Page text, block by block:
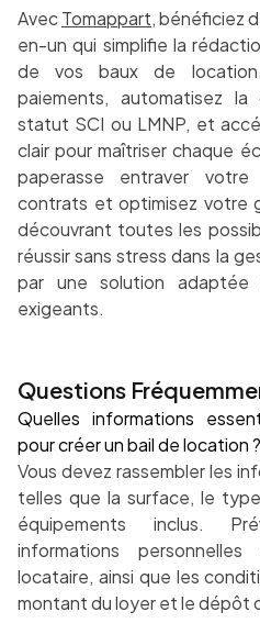
AvecTomappart, bénéficiez
en-un qui simplifie la
de vos baux de
paiements, automatisez
statut SCI ou LMNP, et
clair pour maîtriser chaque
paperasse entraver
contrats et optimisez votre
découvrant toutes les
réussir sans stress dans la
par une solution
exigeants.
Questions
Quelles informations
pour créer un bail de location ?
Vous devez rassembler les
telles que la surface, le
équipements inclus.
informations
locataire, ainsi que les
montant du loyer et le dépôt